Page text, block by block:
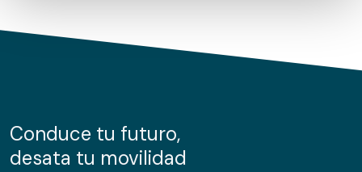
de cookies.
información sobre el uso que haga del sitio web con
nuestros partners de redes sociales, publicidad y análisis
Conduce tu futuro,
desata tu movilidad